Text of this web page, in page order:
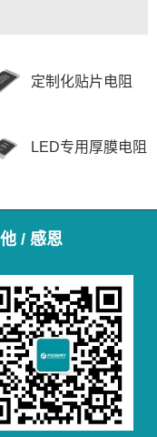
定制化贴片电阻
LED专用厚膜电阻
/ 感恩